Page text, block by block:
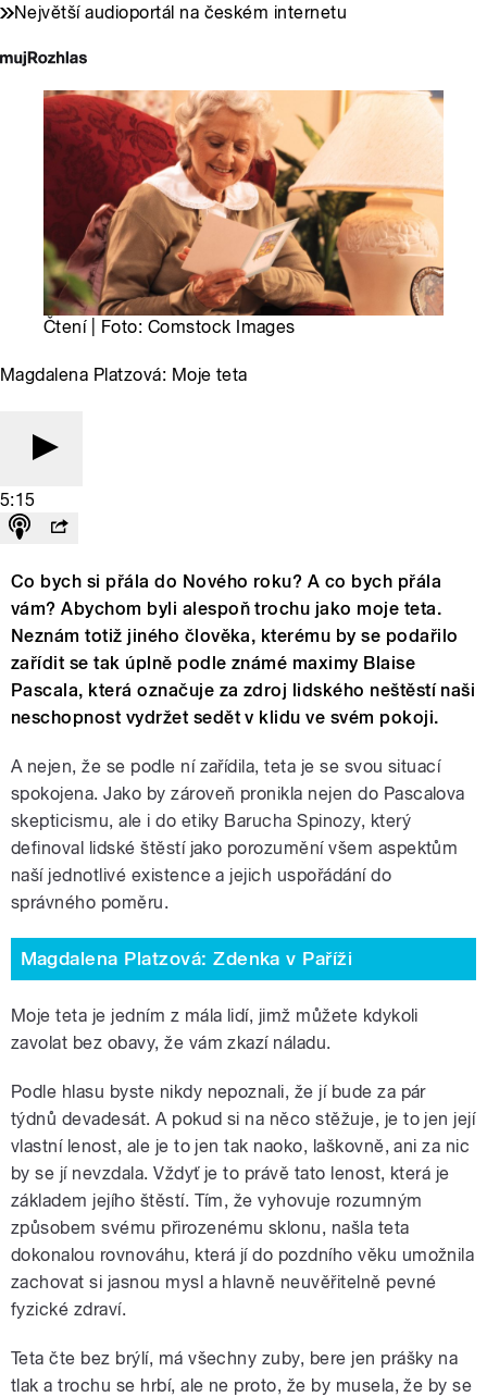
Největší audioportál na českém internetu
Čtení | Foto: Comstock Images
Magdalena Platzová: Moje teta
5:15
Co bych si přála do Nového roku? A co bych přála
vám? Abychom byli alespoň trochu jako moje teta.
Neznám totiž jiného člověka, kterému by se podařilo
zařídit se tak úplně podle známé maximy Blaise
Pascala, která označuje za zdroj lidského neštěstí naši
neschopnost vydržet sedět v klidu ve svém pokoji.
A nejen, že se podle ní zařídila, teta je se svou situací
spokojena. Jako by zároveň pronikla nejen do Pascalova
skepticismu, ale i do etiky Barucha Spinozy, který
definoval lidské štěstí jako porozumění všem aspektům
naší jednotlivé existence a jejich uspořádání do
správného poměru.
Magdalena Platzová: Zdenka v Paříži
Moje teta je jedním z mála lidí, jimž můžete kdykoli
zavolat bez obavy, že vám zkazí náladu.
Podle hlasu byste nikdy nepoznali, že jí bude za pár
týdnů devadesát. A pokud si na něco stěžuje, je to jen její
vlastní lenost, ale je to jen tak naoko, laškovně, ani za nic
by se jí nevzdala. Vždyť je to právě tato lenost, která je
základem jejího štěstí. Tím, že vyhovuje rozumným
způsobem svému přirozenému sklonu, našla teta
dokonalou rovnováhu, která jí do pozdního věku umožnila
zachovat si jasnou mysl a hlavně neuvěřitelně pevné
fyzické zdraví.
Teta čte bez brýlí, má všechny zuby, bere jen prášky na
tlak a trochu se hrbí, ale ne proto, že by musela, že by se